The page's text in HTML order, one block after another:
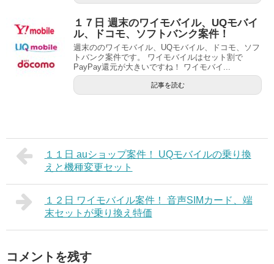
１７日 週末のワイモバイル、UQモバイ
ル、ドコモ、ソフトバンク案件！
週末ののワイモバイル、UQモバイル、ドコモ、ソフ
トバンク案件です。 ワイモバイルはセット割で
PayPay還元が大きいですね！ ワイモバイ...
記事を読む
１１日 auショップ案件！ UQモバイルの乗り換
えと機種変更セット
１２日 ワイモバイル案件！ 音声SIMカード、端
末セットが乗り換え特価
コメントを残す